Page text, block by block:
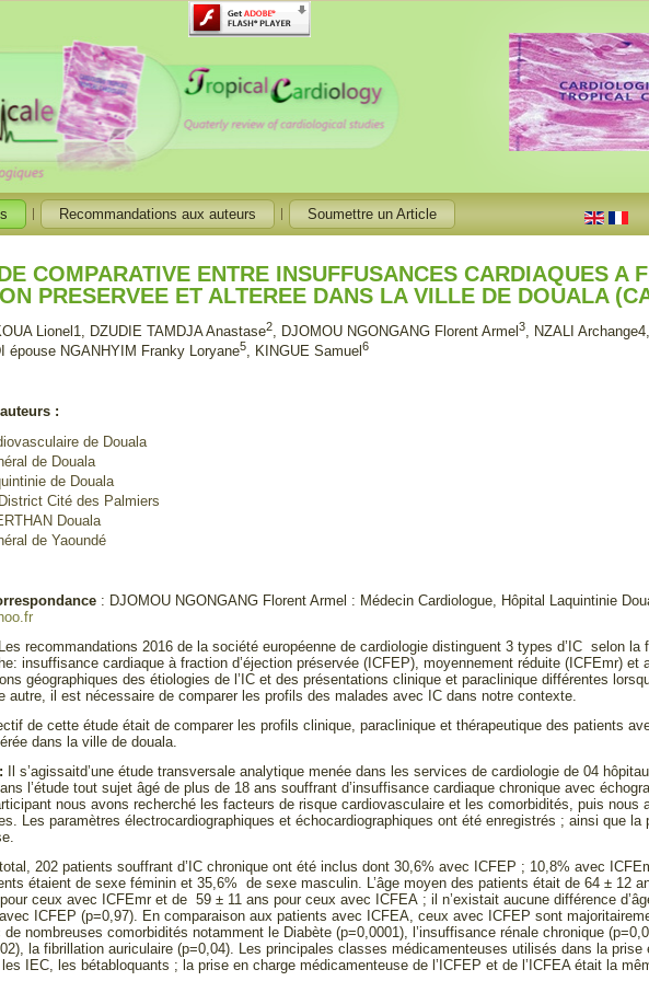
Recommandations aux auteurs Soumettre un Article
COMPARATIVE ENTRE INSUFFUSANCES CARDIAQUES A
PRESERVEE ET ALTEREE DANS LA VILLE DE DOUALA
Lionel1, DZUDIE TAMDJA Anastase2, DJOMOU NGONGANG Florent Armel3, NZALI
épouse NGANHYIM Franky Loryane5, KINGUE Samuel6
:
de Douala
de Douala
de Douala
Cité des Palmiers
Douala
de Yaoundé
: DJOMOU NGONGANG Florent Armel : Médecin Cardiologue, Hôpital Laquintinie
recommandations 2016 de la société européenne de cardiologie distinguent 3 types d’IC selon la
insuffisance cardiaque à fraction d’éjection préservée (ICFEP), moyennement réduite (ICFEmr) et
géographiques des étiologies de l’IC et des présentations clinique et paraclinique différentes
autre, il est nécessaire de comparer les profils des malades avec IC dans notre contexte.
de cette étude était de comparer les profils clinique, paraclinique et thérapeutique des patients
dans la ville de douala.
Il s’agissaitd’une étude transversale analytique menée dans les services de cardiologie de 04
l’étude tout sujet âgé de plus de 18 ans souffrant d’insuffisance cardiaque chronique avec
nous avons recherché les facteurs de risque cardiovasculaire et les comorbidités, puis nous
Les paramètres électrocardiographiques et échocardiographiques ont été enregistrés ; ainsi que la
202 patients souffrant d’IC chronique ont été inclus dont 30,6% avec ICFEP ; 10,8% avec
étaient de sexe féminin et 35,6% de sexe masculin. L’âge moyen des patients était de 64 ± 12
ceux avec ICFEmr et de 59 ± 11 ans pour ceux avec ICFEA ; il n’existait aucune différence
ICFEP (p=0,97). En comparaison aux patients avec ICFEA, ceux avec ICFEP sont
nombreuses comorbidités notamment le Diabète (p=0,0001), l’insuffisance rénale chronique
la fibrillation auriculaire (p=0,04). Les principales classes médicamenteuses utilisés dans la prise
IEC, les bétabloquants ; la prise en charge médicamenteuse de l’ICFEP et de l’ICFEA était la